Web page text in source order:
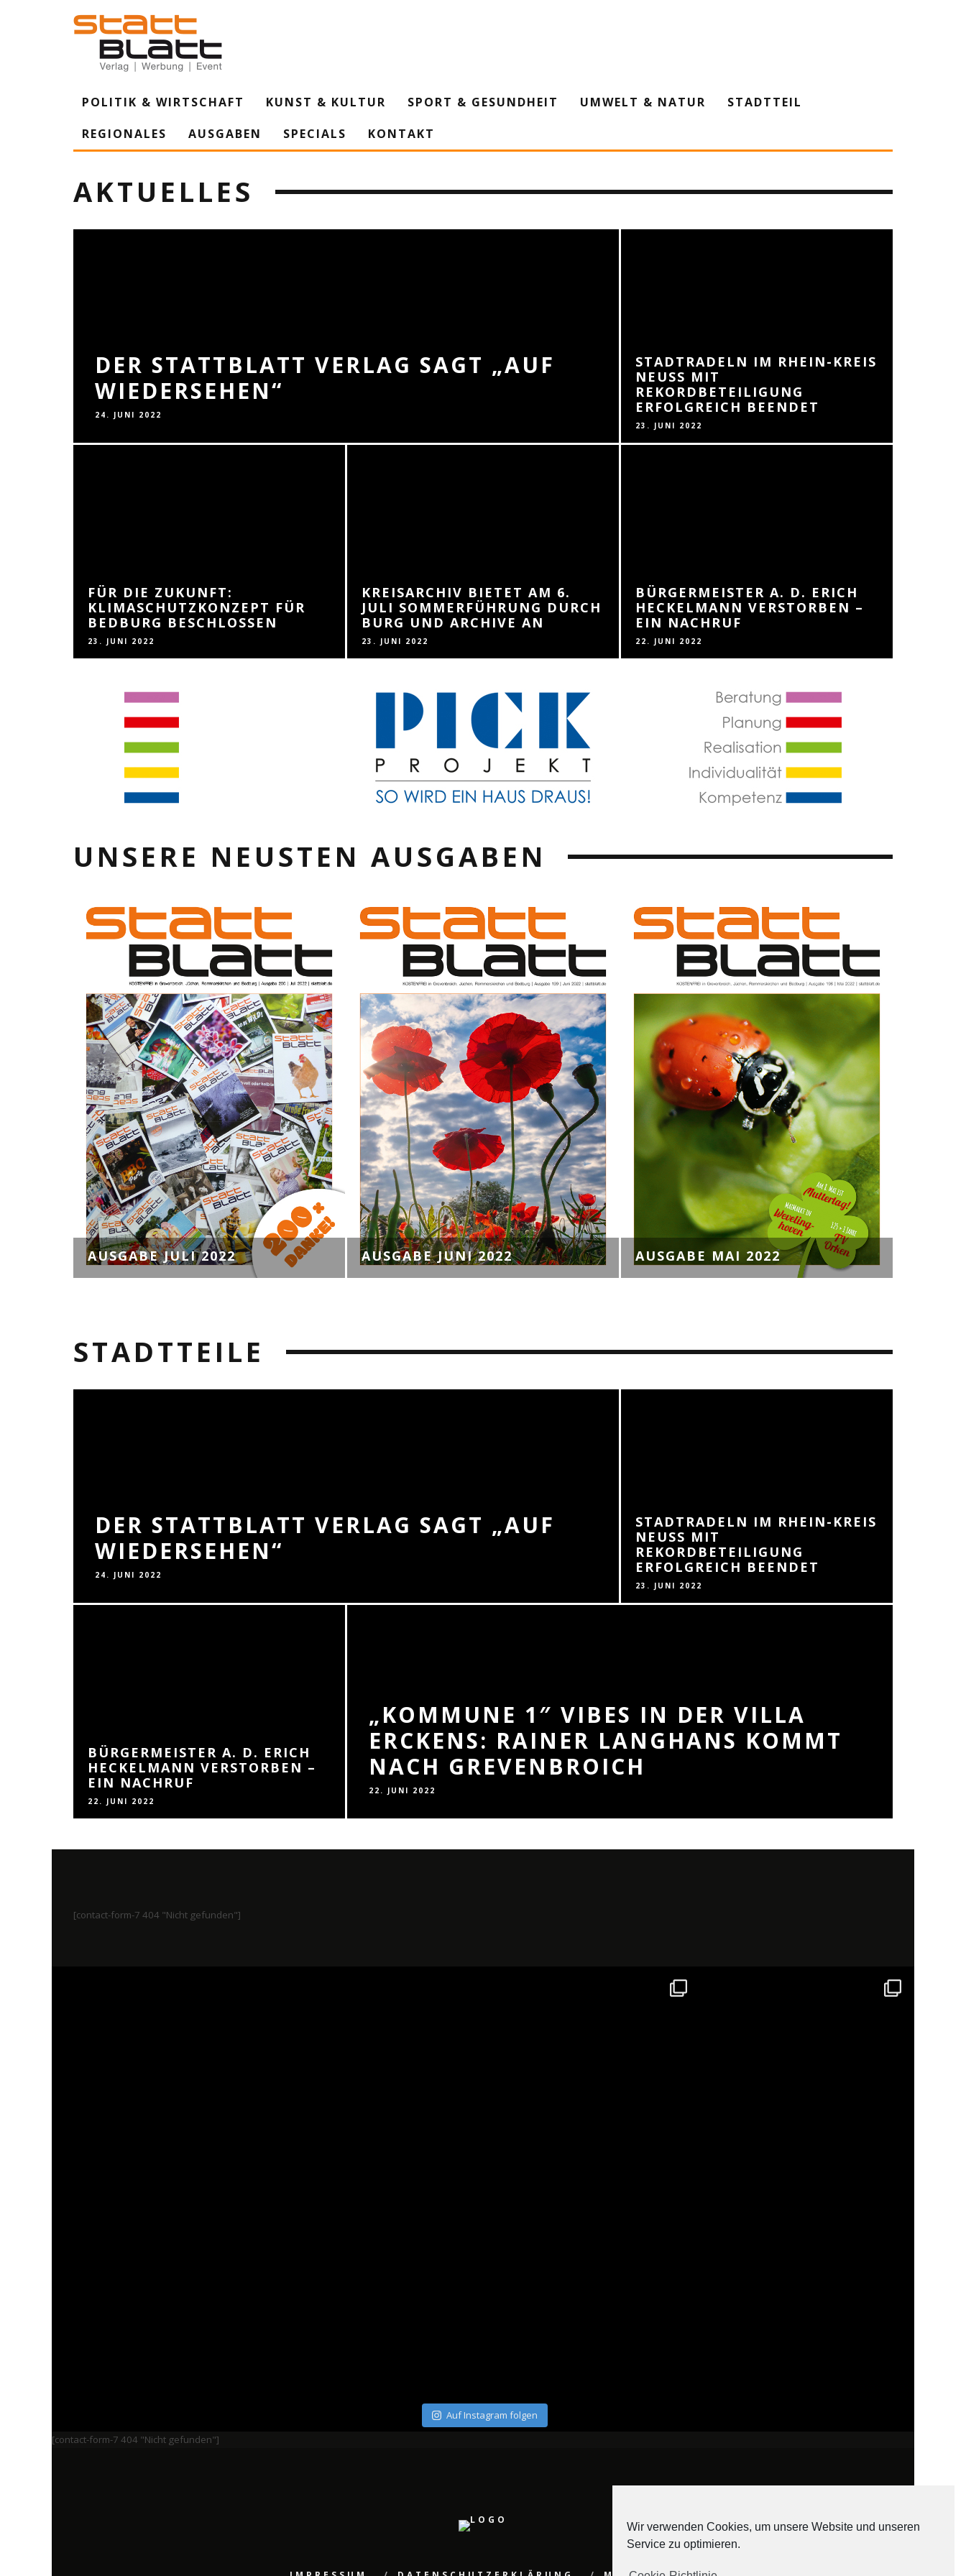
POLITIK & WIRTSCHAFT KUNST & KULTUR SPORT & GESUNDHEIT UMWELT & NATUR
STADTTEIL
REGIONALES
AUSGABEN SPECIALS KONTAKT
AKTUELLES
DER STATTBLATT VERLAG SAGT „AUF
WIEDERSEHEN“
24. JUNI 2022
STADTRADELN IM RHEIN-KREIS
NEUSS MIT
REKORDBETEILIGUNG
ERFOLGREICH BEENDET
23. JUNI 2022
FÜR DIE ZUKUNFT:
KLIMASCHUTZKONZEPT FÜR
BEDBURG BESCHLOSSEN
23. JUNI 2022
KREISARCHIV BIETET AM 6.
JULI SOMMERFÜHRUNG DURCH
BURG UND ARCHIVE AN
23. JUNI 2022
BÜRGERMEISTER A. D. ERICH
HECKELMANN VERSTORBEN –
EIN NACHRUF
22. JUNI 2022
UNSERE NEUSTEN AUSGABEN
AUSGABE JULI 2022 AUSGABE JUNI 2022 AUSGABE MAI 2022
STADTTEILE
DER STATTBLATT VERLAG SAGT „AUF
WIEDERSEHEN“
24. JUNI 2022
STADTRADELN IM RHEIN-KREIS
NEUSS MIT
REKORDBETEILIGUNG
ERFOLGREICH BEENDET
23. JUNI 2022
BÜRGERMEISTER A. D. ERICH
HECKELMANN VERSTORBEN –
EIN NACHRUF
22. JUNI 2022
„KOMMUNE 1″ VIBES IN DER VILLA
ERCKENS: RAINER LANGHANS KOMMT
NACH GREVENBROICH
22. JUNI 2022
[contact-form-7 404 "Nicht gefunden"]
Auf Instagram folgen
[contact-form-7 404 "Nicht gefunden"]
Wir verwenden Cookies, um unsere Website und unseren
Service zu optimieren.